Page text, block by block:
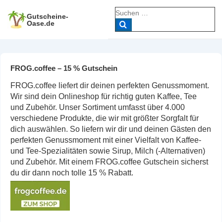
Zum
Inhalt
Gutscheine-
Oase.de
Suche
nach:
FROG.coffee – 15 % Gutschein
FROG.coffee liefert dir deinen perfekten Genussmoment.
Wir sind dein Onlineshop für richtig guten Kaffee, Tee
und Zubehör. Unser Sortiment umfasst über 4.000
verschiedene Produkte, die wir mit größter Sorgfalt für
dich auswählen. So liefern wir dir und deinen Gästen den
perfekten Genussmoment mit einer Vielfalt von Kaffee-
und Tee-Spezialitäten sowie Sirup, Milch (-Alternativen)
und Zubehör. Mit einem FROG.coffee Gutschein sicherst
du dir dann noch tolle 15 % Rabatt.